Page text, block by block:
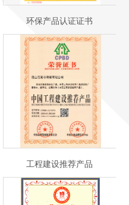
环保产品认证证书
工程建设推荐产品